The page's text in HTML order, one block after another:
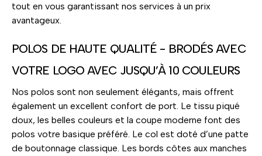
tout en vous garantissant nos services à un prix
avantageux.
POLOS DE HAUTE QUALITÉ - BRODÉS AVEC
VOTRE LOGO AVEC JUSQU’À 10 COULEURS
Nos polos sont non seulement élégants, mais offrent
également un excellent confort de port. Le tissu piqué
doux, les belles couleurs et la coupe moderne font des
polos votre basique préféré. Le col est doté d’une patte
de boutonnage classique. Les bords côtes aux manches